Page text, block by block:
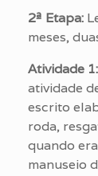
2ª Etapa:
meses,
Atividade 1:
atividade
escrito
roda,
quando
manuseio